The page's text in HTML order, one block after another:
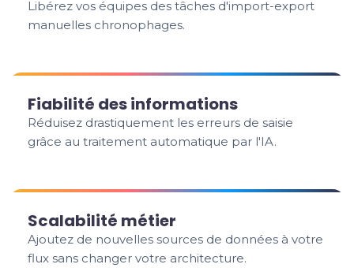
Libérez vos équipes des tâches d'import-export
manuelles chronophages.
Fiabilité des informations
Réduisez drastiquement les erreurs de saisie
grâce au traitement automatique par l'IA.
Scalabilité métier
Ajoutez de nouvelles sources de données à votre
flux sans changer votre architecture.